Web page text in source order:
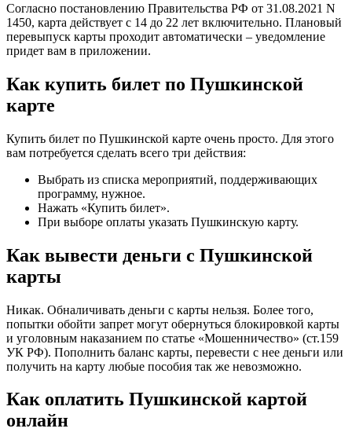
Согласно постановлению Правительства РФ от 31.08.2021 N
1450, карта действует с 14 до 22 лет включительно. Плановый
перевыпуск карты проходит автоматически – уведомление
придет вам в приложении.
Как купить билет по Пушкинской
карте
Купить билет по Пушкинской карте очень просто. Для этого
вам потребуется сделать всего три действия:
Выбрать из списка мероприятий, поддерживающих
программу, нужное.
Нажать «Купить билет».
При выборе оплаты указать Пушкинскую карту.
Как вывести деньги с Пушкинской
карты
Никак. Обналичивать деньги с карты нельзя. Более того,
попытки обойти запрет могут обернуться блокировкой карты
и уголовным наказанием по статье «Мошенничество» (ст.159
УК РФ). Пополнить баланс карты, перевести с нее деньги или
получить на карту любые пособия так же невозможно.
Как оплатить Пушкинской картой
онлайн